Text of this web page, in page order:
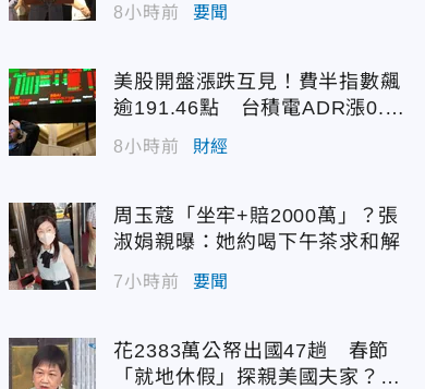
8小時前 要聞
美股開盤漲跌互見！費半指數飆
逾191.46點 台積電ADR漲0.9
3%
8小時前 財經
周玉蔻「坐牢+賠2000萬」？張
淑娟親曝：她約喝下午茶求和解
7小時前 要聞
花2383萬公帑出國47趟 春節
「就地休假」探親美國夫家？徐